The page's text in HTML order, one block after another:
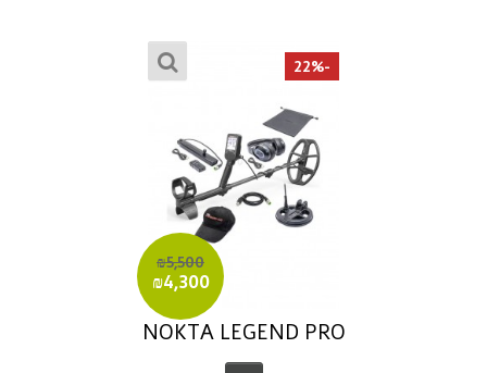
₪5,500
₪4,300
NOKTA LEGEND PRO